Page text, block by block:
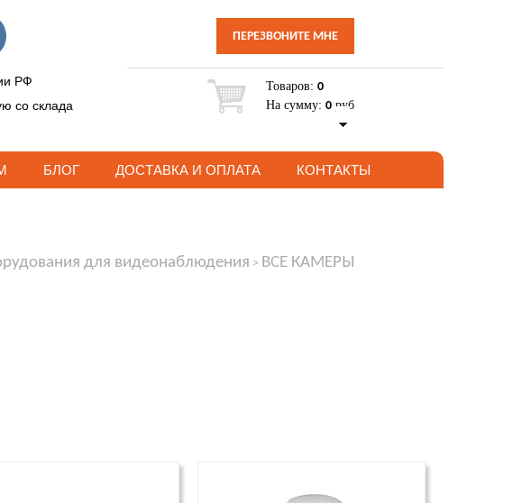
РФ
со склада
ПЕРЕЗВОНИТЕ МНЕ
Товаров: 0
На сумму: 0 руб
БЛОГ ДОСТАВКА И ОПЛАТА КОНТАКТЫ
для видеонаблюдения > ВСЕ КАМЕРЫ